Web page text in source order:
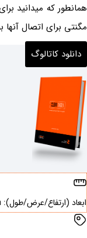
همانطور که میدانید
مگنتی برای اتصال آنها
دانلود کاتالوگ
ابعاد (ارتفاع/عرض/طول): ‌2000mm/27mm/48mm